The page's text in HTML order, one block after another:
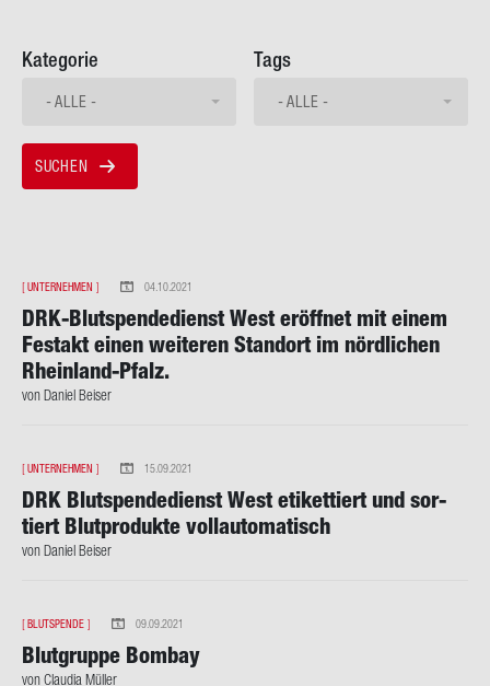
Kategorie
- ALLE -
Tags
- ALLE -
SUCHEN
[ UNTERNEHMEN ] 04.10.2021
DRK-​Blutspendedienst West er­öff­net mit einem
Fest­akt einen wei­te­ren Stand­ort im nörd­li­chen
Rheinland-​Pfalz.
von Da­ni­el Bei­ser
[ UNTERNEHMEN ] 15.09.2021
DRK Blut­spen­de­dienst West eti­ket­tiert und sor­
tiert Blut­pro­duk­te voll­au­to­ma­tisch
von Da­ni­el Bei­ser
[ BLUTSPENDE ] 09.09.2021
Blut­grup­pe Bom­bay
von Clau­dia Mül­ler